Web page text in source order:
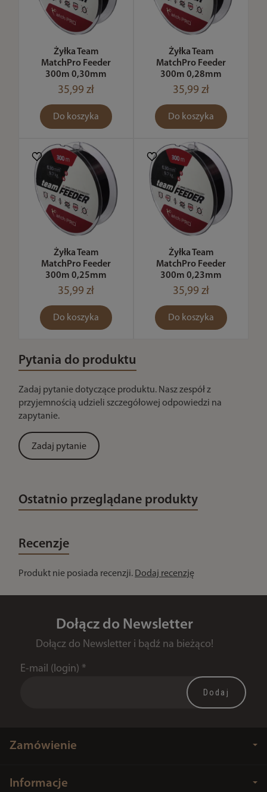
Żyłka Team
MatchPro Feeder
300m 0,30mm
35,99 zł
Do koszyka
Żyłka Team
MatchPro Feeder
300m 0,28mm
35,99 zł
Do koszyka
Żyłka Team
MatchPro Feeder
300m 0,25mm
35,99 zł
Do koszyka
Żyłka Team
MatchPro Feeder
300m 0,23mm
35,99 zł
Do koszyka
Pytania do produktu
Zadaj pytanie dotyczące produktu. Nasz zespół z
przyjemnością udzieli szczegółowej odpowiedzi na
zapytanie.
Zadaj pytanie
Ostatnio przeglądane produkty
Recenzje
Produkt nie posiada recenzji. Dodaj recenzję
Dołącz do Newsletter
Dołącz do Newsletter i bądź na bieżąco!
E-mail (login) *
Zamówienie
Informacje